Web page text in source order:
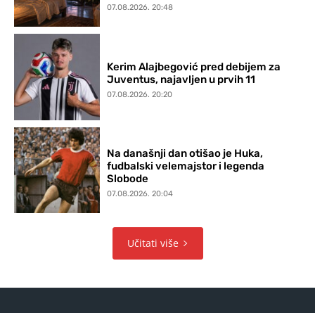
07.08.2026. 20:48
Kerim Alajbegović pred debijem za
Juventus, najavljen u prvih 11
07.08.2026. 20:20
Na današnji dan otišao je Huka,
fudbalski velemajstor i legenda
Slobode
07.08.2026. 20:04
Učitati više